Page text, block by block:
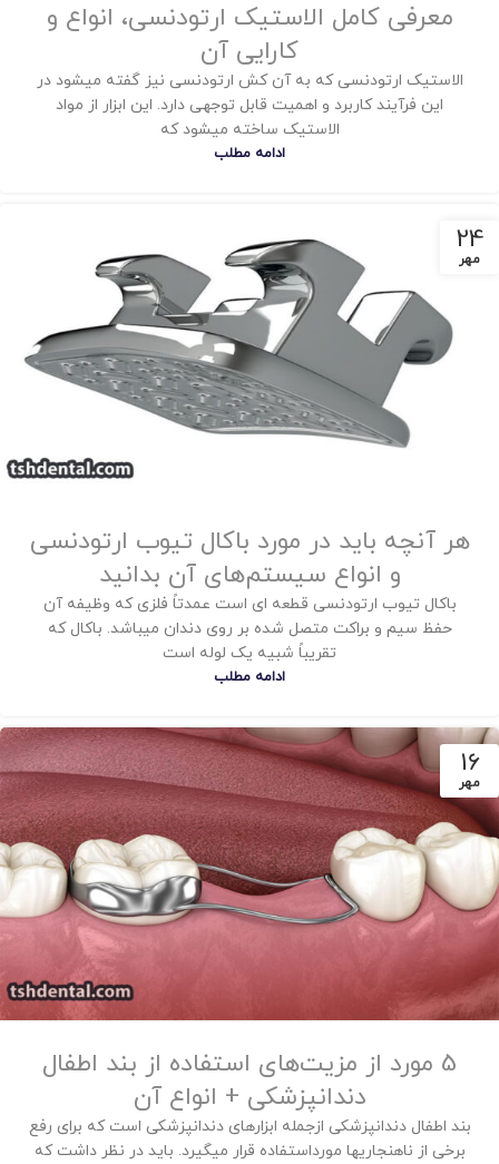
معرفی کامل الاستیک ارتودنسی، انواع و
کارایی آن
الاستیک ارتودنسی که به آن کش ارتودنسی نیز گفته میشود در
این فرآیند کاربرد و اهمیت قابل توجهی دارد. این ابزار از مواد
الاستیک ساخته میشود که
ادامه مطلب
24
مهر
هر آنچه باید در مورد باکال تیوب ارتودنسی
و انواع سیستم‌های آن بدانید
باکال تیوب ارتودنسی قطعه ای است عمدتاً فلزی که وظیفه آن
حفظ سیم و براکت متصل شده بر روی دندان میباشد. باکال که
تقریباً شبیه یک لوله است
ادامه مطلب
16
مهر
5 مورد از مزیت‌های استفاده از بند اطفال
دندانپزشکی + انواع آن
بند اطفال دندانپزشکی ازجمله ابزارهای دندانپزشکی است که برای رفع
برخی از ناهنجاریها مورداستفاده قرار میگیرد. باید در نظر داشت که